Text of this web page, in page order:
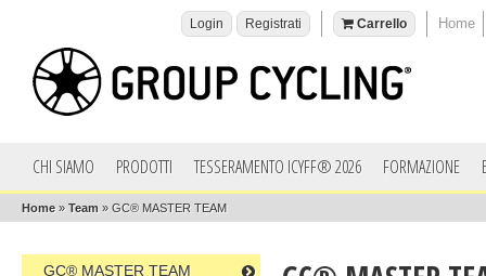
Home
Carrello
Login Registrati
CHI SIAMO PRODOTTI TESSERAMENTO ICYFF® 2026 FORMAZIONE
Home » Team » GC® MASTER TEAM
GC® MASTER TEAM